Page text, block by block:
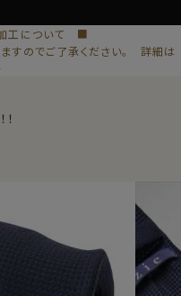
工について ■
すのでご了承ください。 詳細は